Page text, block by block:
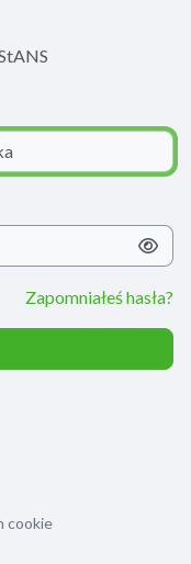
Zapomniałeś hasła?
cookie